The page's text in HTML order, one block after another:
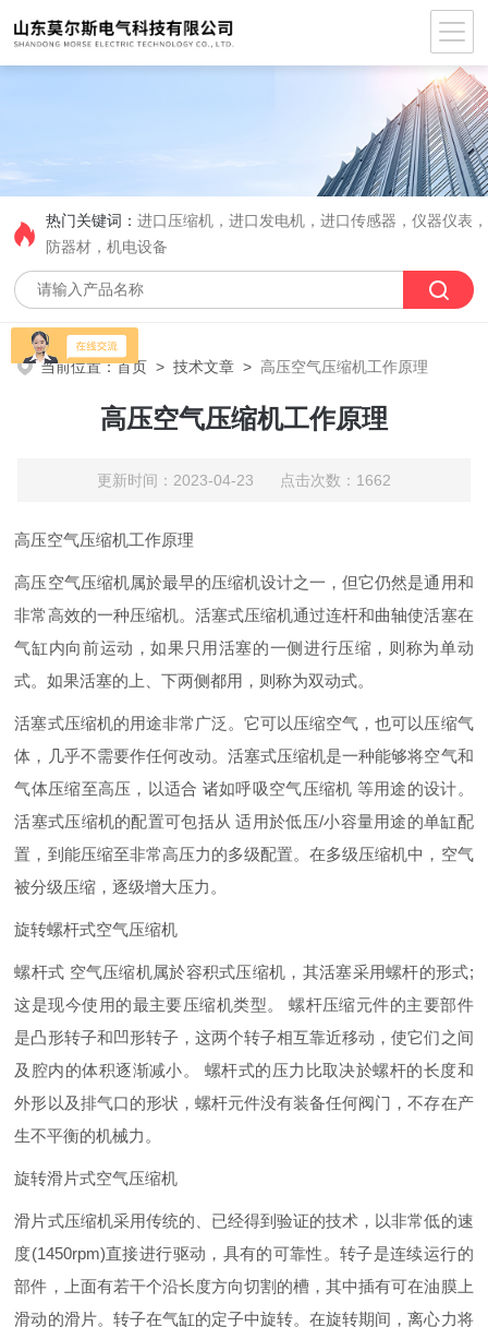
热门关键词：进口压缩机，进口发电机，进口传感器，仪器仪表
防器材，机电设备
当前位置：首页 >技术文章 > 高压空气压缩机工作原理
高压空气压缩机工作原理
更新时间：2023-04-23 点击次数：1662
高压空气压缩机工作原理
高压空气压缩机属於最早的压缩机设计之一，但它仍然是通用和
非常高效的一种压缩机。活塞式压缩机通过连杆和曲轴使活塞在
气缸内向前运动，如果只用活塞的一侧进行压缩，则称为单动
式。如果活塞的上、下两侧都用，则称为双动式。
活塞式压缩机的用途非常广泛。它可以压缩空气，也可以压缩气
体，几乎不需要作任何改动。活塞式压缩机是一种能够将空气和
气体压缩至高压，以适合 诸如呼吸空气压缩机 等用途的设计。
活塞式压缩机的配置可包括从 适用於低压/小容量用途的单缸配
置，到能压缩至非常高压力的多级配置。在多级压缩机中，空气
被分级压缩，逐级增大压力。
旋转螺杆式空气压缩机
螺杆式 空气压缩机属於容积式压缩机，其活塞采用螺杆的形式;
这是现今使用的最主要压缩机类型。 螺杆压缩元件的主要部件
是凸形转子和凹形转子，这两个转子相互靠近移动，使它们之间
及腔内的体积逐渐减小。 螺杆式的压力比取决於螺杆的长度和
外形以及排气口的形状，螺杆元件没有装备任何阀门，不存在产
生不平衡的机械力。
旋转滑片式空气压缩机
滑片式压缩机采用传统的、已经得到验证的技术，以非常低的速
度(1450rpm)直接进行驱动，具有的可靠性。转子是连续运行的
部件，上面有若干个沿长度方向切割的槽，其中插有可在油膜上
滑动的滑片。转子在气缸的定子中旋转。在旋转期间，离心力将